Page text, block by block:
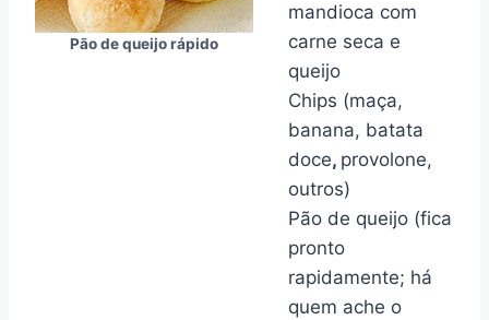
Pão de queijo rápido
mandioca com
carne seca e
queijo
Chips (maça,
banana, batata
doce, provolone,
outros)
Pão de queijo (fica
pronto
rapidamente; há
quem ache o